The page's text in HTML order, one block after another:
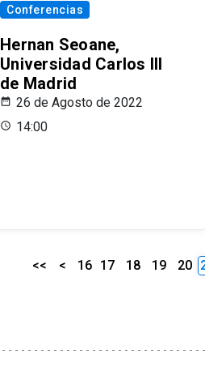
Conferencias
Hernan Seoane,
Universidad Carlos III
de Madrid
26 de Agosto de 2022
14:00
<< < 16 17 18 19 20